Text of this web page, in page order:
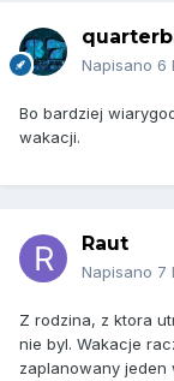
Napisano 6
Bo bardziej
wakacji.
Raut
Napisano 7
Z rodzina, z ktora
nie byl. Wakacje
zaplanowany jeden